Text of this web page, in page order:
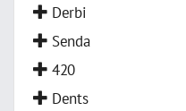
Derbi
Senda
420
Dents